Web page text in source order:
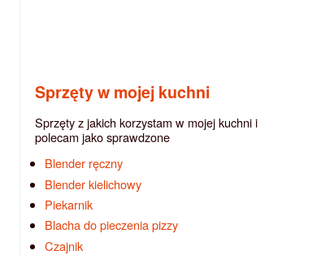
Sprzęty w mojej kuchni
Sprzęty z jakich korzystam w mojej kuchni i
polecam jako sprawdzone
Blender ręczny
Blender kielichowy
Piekarnik
Blacha do pieczenia pizzy
Czajnik